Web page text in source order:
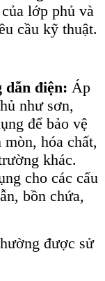
lớp phủ và
cầu kỹ thuật.
dẫn điện: Áp
như sơn,
để bảo vệ
hóa chất,
khác.
cho các cấu
bồn chứa,
được sử